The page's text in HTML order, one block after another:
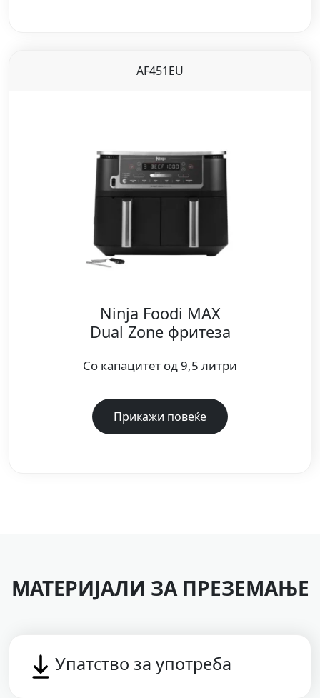
AF451EU
Ninja Foodi MAX
Dual Zone фритеза
Со капацитет од 9,5 литри
Прикажи повеќе
МАТЕРИЈАЛИ ЗА ПРЕЗЕМАЊЕ
Упатство за употреба